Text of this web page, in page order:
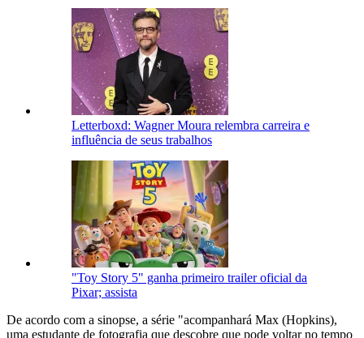
Letterboxd: Wagner Moura relembra carreira e
influência de seus trabalhos
"Toy Story 5" ganha primeiro trailer oficial da
Pixar; assista
De acordo com a sinopse, a série "acompanhará Max (Hopkins),
uma estudante de fotografia que descobre que pode voltar no tempo